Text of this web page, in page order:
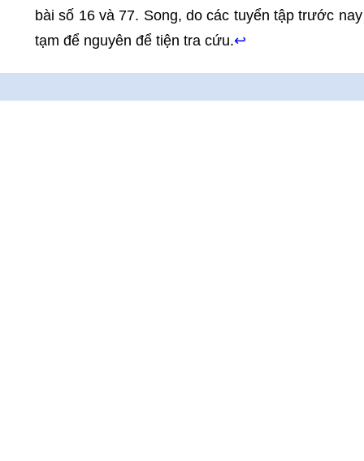
bài số 16 và 77. Song, do các tuyển tập trước
tạm để nguyên để tiện tra cứu.↩